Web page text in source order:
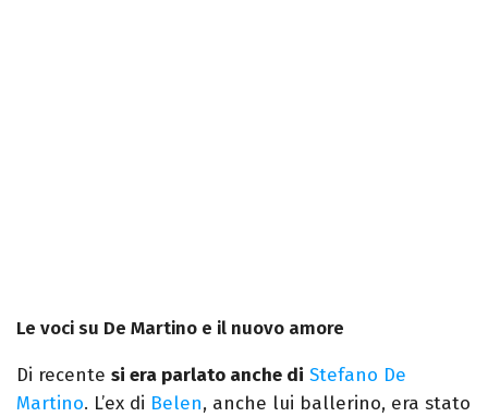
Le voci su De Martino e il nuovo amore
Di recente si era parlato anche di Stefano De
Martino. L’ex di Belen, anche lui ballerino, era stato